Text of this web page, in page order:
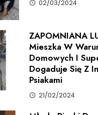
02/03/2024
ZAPOMNIANA
Mieszka W
Domowych I
Dogaduje Się Z
Psiakami
21/02/2024